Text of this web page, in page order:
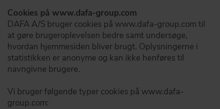
Cookies på www.dafa-group.com
DAFA A/S bruger cookies på www.dafa-group.com til
at gøre brugeroplevelsen bedre samt undersøge,
hvordan hjemmesiden bliver brugt. Oplysningerne i
statistikken er anonyme og kan ikke henføres til
navngivne brugere.
Vi bruger følgende typer cookies på www.dafa-
group.com: